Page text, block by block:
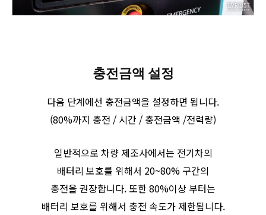
충전금액 설정
다음 단계에선 충전금액을 설정하면 됩니다.
(80%까지 충전 / 시간 / 충전금액 /전력량)
일반적으로 차량 제조사에서는 전기차의
배터리 보호를 위해서 20~80% 구간의
충전을 권장합니다. 또한 80%이상 부터는
배터리 보호를 위해서 충전 속도가 제한됩니다.